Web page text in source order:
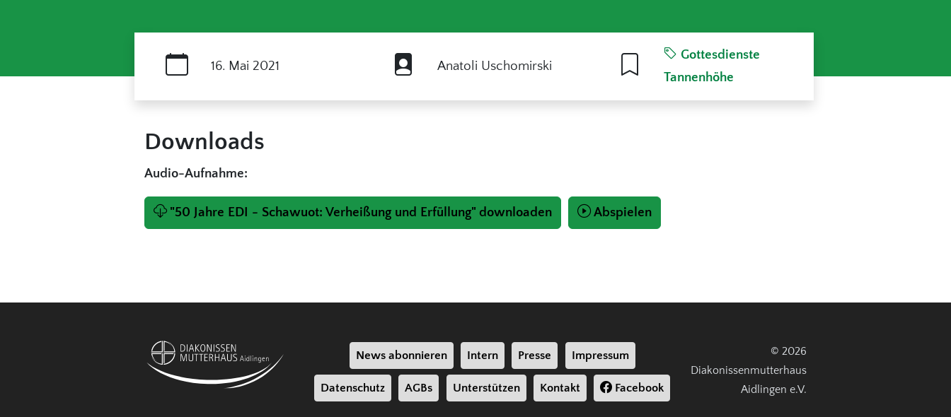
16. Mai 2021 Anatoli Uschomirski
Gottesdienste
Tannenhöhe
Downloads
Audio-Aufnahme:
"50 Jahre EDI - Schawuot: Verheißung und Erfüllung" downloaden Abspielen
News abonnieren Intern Presse Impressum
Datenschutz AGBs Unterstützen Kontakt Facebook
© 2026
Diakonissenmutterhaus
Aidlingen e.V.